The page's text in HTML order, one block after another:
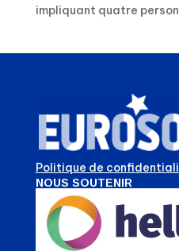
impliquant quatre
Politique de
NOUS SOUTENIR